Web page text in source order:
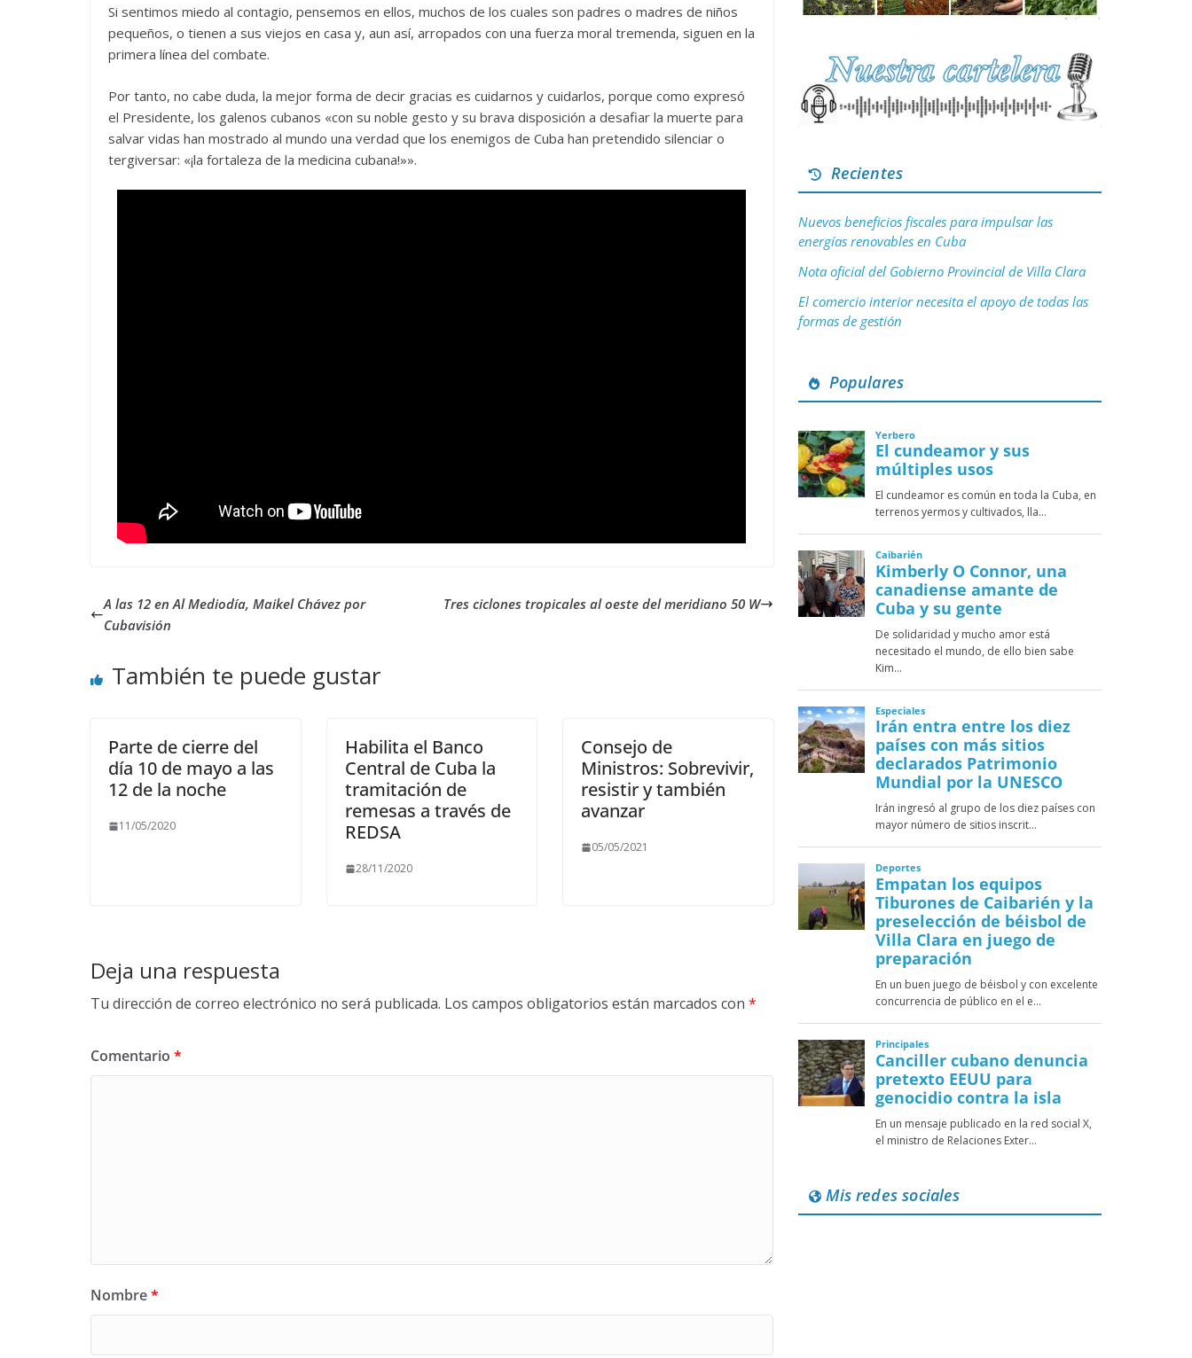
Si sentimos miedo al contagio, pensemos en ellos, muchos de los cuales son padres o madres de niños
pequeños, o tienen a sus viejos en casa y, aun así, arropados con una fuerza moral tremenda, siguen en la
primera línea del combate.
Por tanto, no cabe duda, la mejor forma de decir gracias es cuidarnos y cuidarlos, porque como expresó
el Presidente, los galenos cubanos «con su noble gesto y su brava disposición a desafiar la muerte para
salvar vidas han mostrado al mundo una verdad que los enemigos de Cuba han pretendido silenciar o
tergiversar: «¡la fortaleza de la medicina cubana!»».
A las 12 en Al Mediodía, Maikel Chávez por
Cubavisión
Tres ciclones tropicales al oeste del meridiano 50 W
También te puede gustar
Parte de cierre del
día 10 de mayo a las
12 de la noche
11/05/2020
Habilita el Banco
Central de Cuba la
tramitación de
remesas a través de
REDSA
28/11/2020
Consejo de
Ministros: Sobrevivir,
resistir y también
avanzar
05/05/2021
Deja una respuesta
Tu dirección de correo electrónico no será publicada. Los campos obligatorios están marcados con *
Comentario *
Nombre*
Recientes
Nuevos beneficios fiscales para impulsar las
energías renovables en Cuba
Nota oficial del Gobierno Provincial de Villa Clara
El comercio interior necesita el apoyo de todas las
formas de gestión
Populares
Mis redes sociales